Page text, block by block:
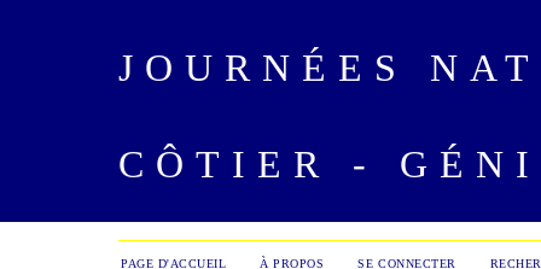
JOURNÉES
CÔTIER -
PAGE D'ACCUEIL À PROPOS SE CONNECTER